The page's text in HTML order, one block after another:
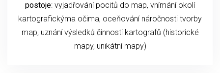
postoje: vyjadřování pocitů do map, vnímání okolí
kartografickýma očima, oceňování náročnosti tvorby
map, uznání výsledků činnosti kartografů (historické
mapy, unikátní mapy)